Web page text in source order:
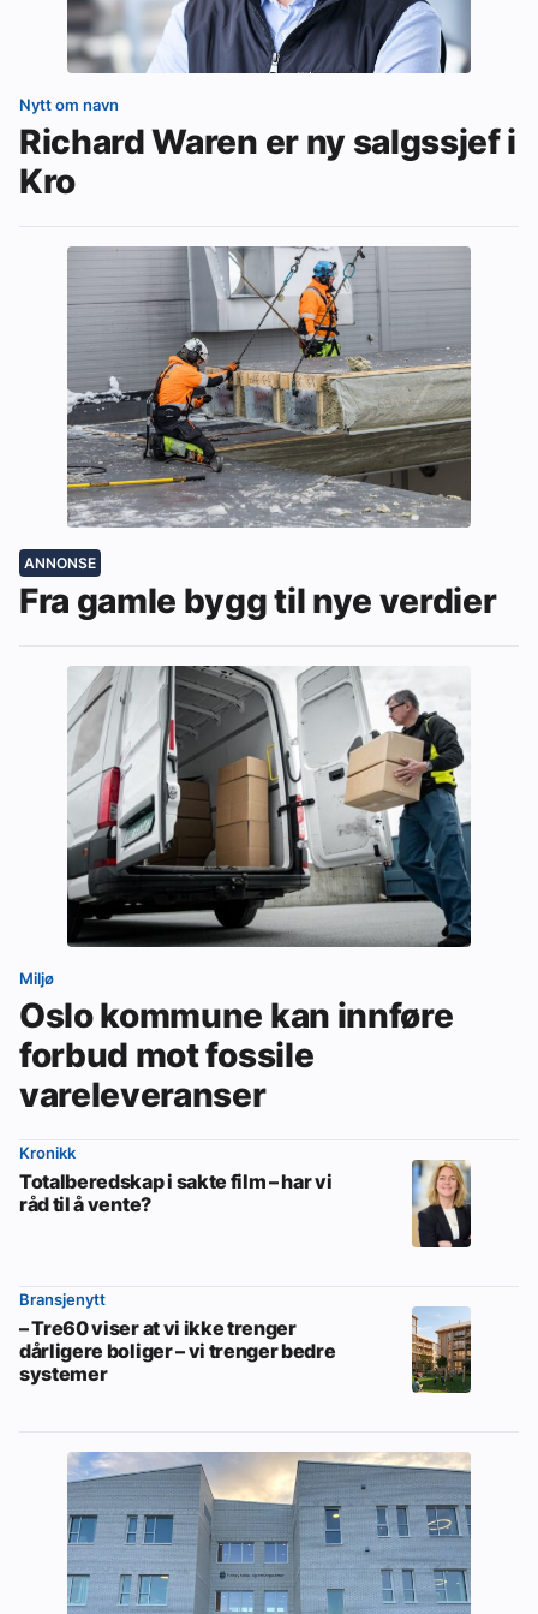
Nytt om navn
Richard Waren er ny salgssjef i
Kro
ANNONSE
Fra gamle bygg til nye verdier
Miljø
Oslo kommune kan innføre
forbud mot fossile
vareleveranser
Kronikk
Totalberedskap i sakte film – har vi
råd til å vente?
Bransjenytt
– Tre60 viser at vi ikke trenger
dårligere boliger – vi trenger bedre
systemer